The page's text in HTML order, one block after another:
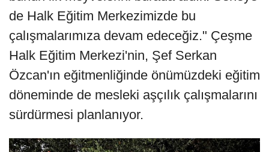
de Halk Eğitim Merkezimizde bu
çalışmalarımıza devam edeceğiz." Çeşme
Halk Eğitim Merkezi'nin, Şef Serkan
Özcan'ın eğitmenliğinde önümüzdeki eğitim
döneminde de mesleki aşçılık çalışmalarını
sürdürmesi planlanıyor.